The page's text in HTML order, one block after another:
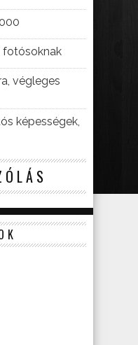
fotósoknak
végleges
képességek,